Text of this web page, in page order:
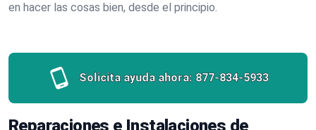
en hacer las cosas bien, desde el principio.
Solicita ayuda ahora: 877-834-5933
Reparaciones e Instalaciones de